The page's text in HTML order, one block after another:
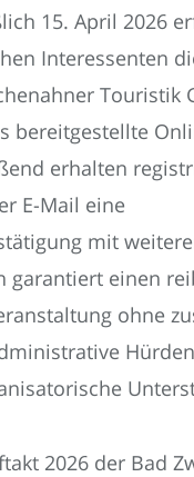
15. April 2026
Interessenten
Touristik
bereitgestellte
erhalten
E-Mail eine
mit
garantiert einen
ohne
2026 der Bad